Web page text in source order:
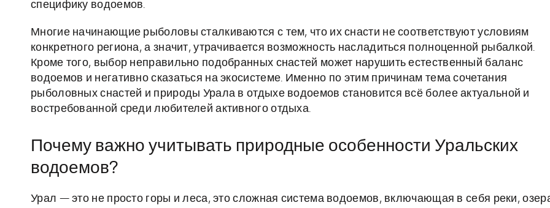
специфику водоемов.
Многие начинающие рыболовы сталкиваются с тем, что их снасти не соответствуют условиям
конкретного региона, а значит, утрачивается возможность насладиться полноценной рыбалкой.
Кроме того, выбор неправильно подобранных снастей может нарушить естественный баланс
водоемов и негативно сказаться на экосистеме. Именно по этим причинам тема сочетания
рыболовных снастей и природы Урала в отдыхе водоемов становится всё более актуальной и
востребованной среди любителей активного отдыха.
Почему важно учитывать природные особенности Уральских
водоемов?
Урал — это не просто горы и леса, это сложная система водоемов, включающая в себя реки,